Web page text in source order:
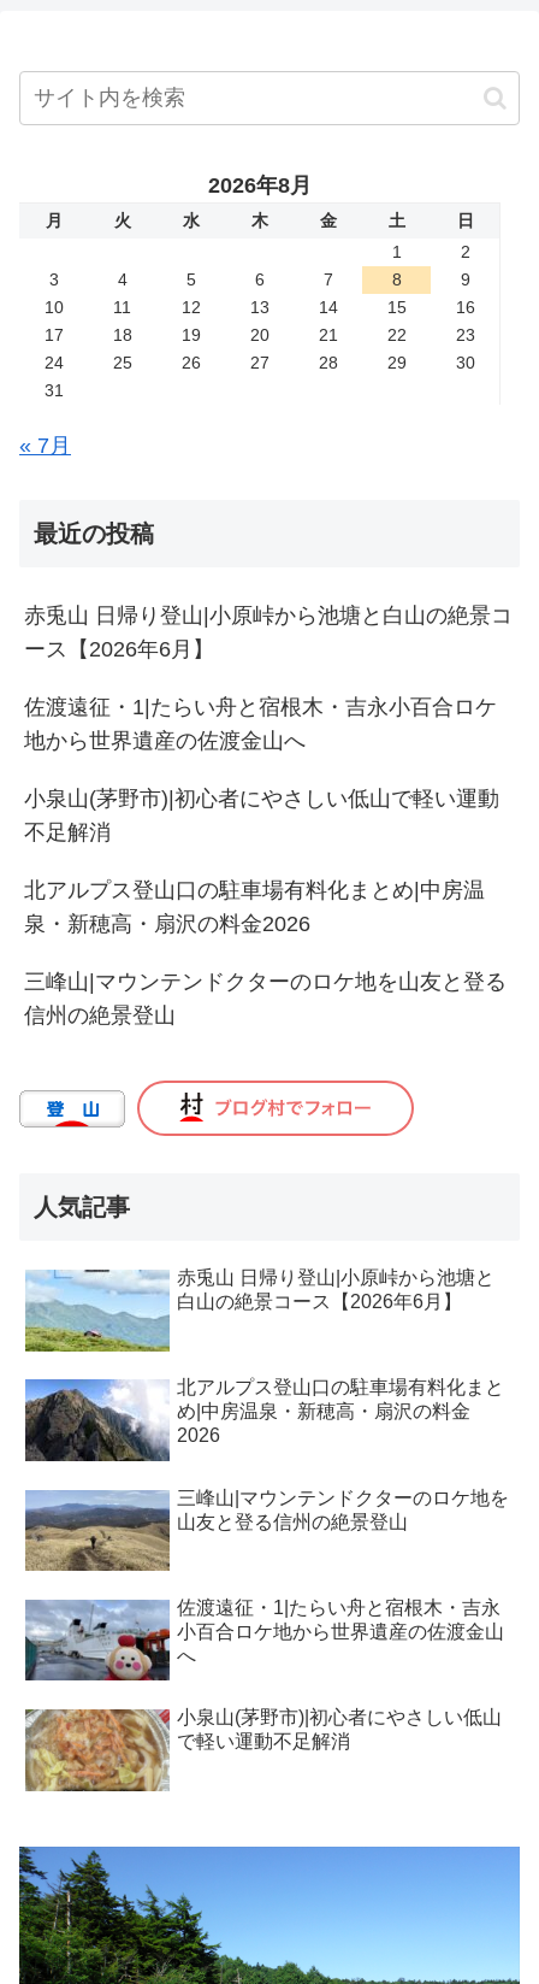
2026年8月
月 火 水 木 金 土
日
1
2
3
4 5 6 7 8
9
10
11 12 13 14 15
16
17
18 19 20 21 22
23
24
25 26 27 28 29
30
31
« 7月
最近の投稿
赤兎山 日帰り登山|小原峠から池塘と白山の絶景コ
ース【2026年6月】
佐渡遠征・1|たらい舟と宿根木・吉永小百合ロケ
地から世界遺産の佐渡金山へ
小泉山(茅野市)|初心者にやさしい低山で軽い運動
不足解消
北アルプス登山口の駐車場有料化まとめ|中房温
泉・新穂高・扇沢の料金2026
三峰山|マウンテンドクターのロケ地を山友と登る
信州の絶景登山
人気記事
赤兎山 日帰り登山|小原峠から池塘と
白山の絶景コース【2026年6月】
北アルプス登山口の駐車場有料化まと
め|中房温泉・新穂高・扇沢の料金
2026
三峰山|マウンテンドクターのロケ地を
山友と登る信州の絶景登山
佐渡遠征・1|たらい舟と宿根木・吉永
小百合ロケ地から世界遺産の佐渡金山
へ
小泉山(茅野市)|初心者にやさしい低山
で軽い運動不足解消